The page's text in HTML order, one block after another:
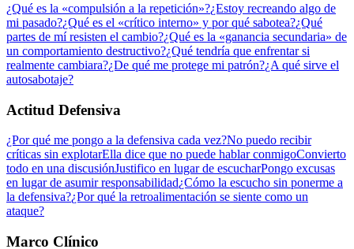
¿Qué es la «compulsión a la repetición»?¿Estoy recreando algo de
mi pasado?¿Qué es el «crítico interno» y por qué sabotea?¿Qué
partes de mí resisten el cambio?¿Qué es la «ganancia secundaria» de
un comportamiento destructivo?¿Qué tendría que enfrentar si
realmente cambiara?¿De qué me protege mi patrón?¿A qué sirve el
autosabotaje?
Actitud Defensiva
¿Por qué me pongo a la defensiva cada vez?No puedo recibir
críticas sin explotarElla dice que no puede hablar conmigoConvierto
todo en una discusiónJustifico en lugar de escucharPongo excusas
en lugar de asumir responsabilidad¿Cómo la escucho sin ponerme a
la defensiva?¿Por qué la retroalimentación se siente como un
ataque?
Marco Clínico